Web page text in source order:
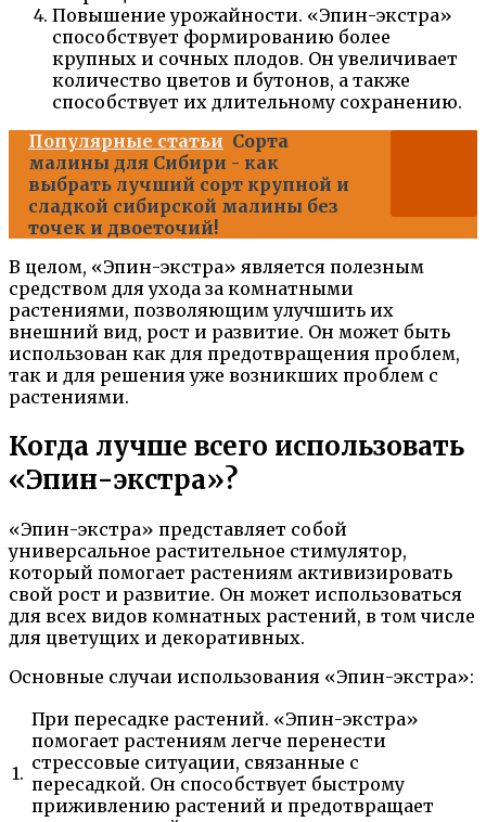
Повышение урожайности. «Эпин-экстра»
способствует формированию более
крупных и сочных плодов. Он увеличивает
количество цветов и бутонов, а также
способствует их длительному сохранению.
Популярные статьи Сорта
малины для Сибири - как
выбрать лучший сорт крупной и
сладкой сибирской малины без
точек и двоеточий!
В целом, «Эпин-экстра» является полезным
средством для ухода за комнатными
растениями, позволяющим улучшить их
внешний вид, рост и развитие. Он может быть
использован как для предотвращения проблем,
так и для решения уже возникших проблем с
растениями.
Когда лучше всего использовать
«Эпин-экстра»?
«Эпин-экстра» представляет собой
универсальное растительное стимулятор,
который помогает растениям активизировать
свой рост и развитие. Он может использоваться
для всех видов комнатных растений, в том числе
для цветущих и декоративных.
Основные случаи использования «Эпин-экстра»:
1.
При пересадке растений. «Эпин-экстра»
помогает растениям легче перенести
стрессовые ситуации, связанные с
пересадкой. Он способствует быстрому
приживлению растений и предотвращает